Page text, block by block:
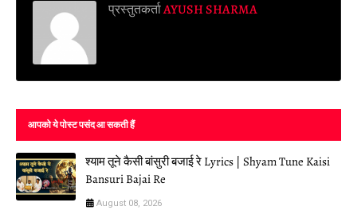
प्रस्तुतकर्ताAYUSH SHARMA
आपको ये पोस्ट पसंद आ सकती हैं
श्याम तूने कैसी बांसुरी बजाई रे Lyrics | Shyam Tune Kaisi
Bansuri Bajai Re
August 08, 2026